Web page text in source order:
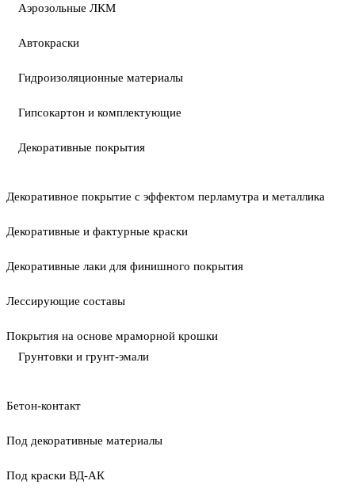
Аэрозольные ЛКМ
Автокраски
Гидроизоляционные материалы
Гипсокартон и комплектующие
Декоративные покрытия
Декоративное покрытие с эффектом перламутра и металлика
Декоративные и фактурные краски
Декоративные лаки для финишного покрытия
Лессирующие составы
Покрытия на основе мраморной крошки
Грунтовки и грунт-эмали
Бетон-контакт
Под декоративные материалы
Под краски ВД-АК